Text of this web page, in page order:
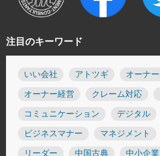
注目のキーワード
いい会社 アトツギ オーナ
オーナー経営 クレーム対応
コミュニケーション デジタル
ビジネスマナー マネジメント
リーダー 中国古典 中小企業